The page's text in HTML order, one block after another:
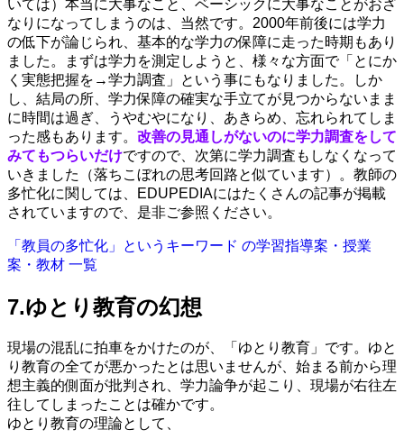
いては）本当に大事なこと、ベーシックに大事なことがおざ
なりになってしまうのは、当然です。2000年前後には学力
の低下が論じられ、基本的な学力の保障に走った時期もあり
ました。まずは学力を測定しようと、様々な方面で「とにか
く実態把握を→学力調査」という事にもなりました。しか
し、結局の所、学力保障の確実な手立てが見つからないまま
に時間は過ぎ、うやむやになり、あきらめ、忘れられてしま
った感もあります。 改善の見通しがないのに学力調査をして
みてもつらいだけですので、次第に学力調査もしなくなって
いきました（落ちこぼれの思考回路と似ています）。教師の
多忙化に関しては、EDUPEDIAにはたくさんの記事が掲載
されていますので、是非ご参照ください。
「教員の多忙化」というキーワード の学習指導案・授業
案・教材 一覧
7.ゆとり教育の幻想
現場の混乱に拍車をかけたのが、「ゆとり教育」です。ゆと
り教育の全てが悪かったとは思いませんが、始まる前から理
想主義的側面が批判され、学力論争が起こり、現場が右往左
往してしまったことは確かです。
ゆとり教育の理論として、